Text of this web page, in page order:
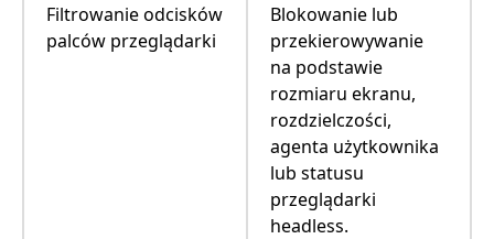
Filtrowanie odcisków
palców przeglądarki
Blokowanie lub
przekierowywanie
na podstawie
rozmiaru ekranu,
rozdzielczości,
agenta użytkownika
lub statusu
przeglądarki
headless.